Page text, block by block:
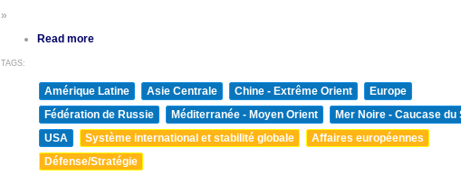
»
Read more
TAGS:
Amérique Latine Asie Centrale Chine - Extrême Orient
Europe
Fédération de Russie
Méditerranée - Moyen Orient
Mer Noire - Caucase du
USA
Système international et stabilité globale
Affaires européennes
Défense/Stratégie